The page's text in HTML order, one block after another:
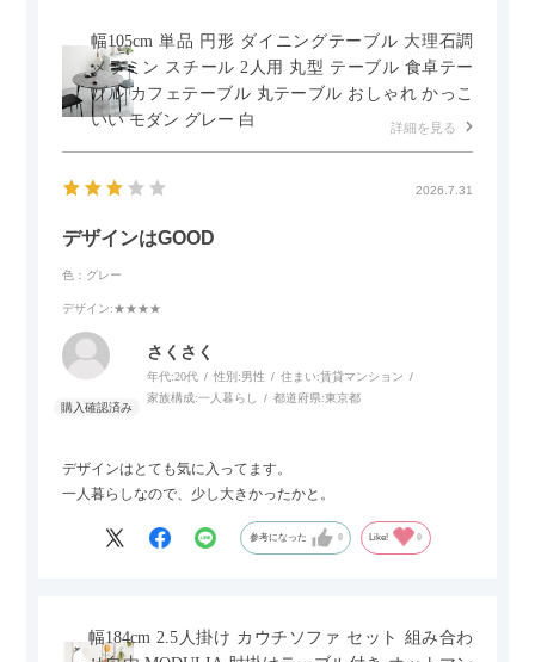
幅105cm 単品 円形 ダイニングテーブル 大理石調
メラミン スチール 2人用 丸型 テーブル 食卓テー
ブル カフェテーブル 丸テーブル おしゃれ かっこ
いい モダン グレー 白
詳細を見る
2026.7.31
デザインはGOOD
色：グレー
デザイン:★★★★
さくさく
年代:20代 性別:男性 住まい:賃貸マンション
家族構成:一人暮らし 都道府県:東京都
デザインはとても気に入ってます。
一人暮らしなので、少し大きかったかと。
参考になった 0 Like! 0
幅184cm 2.5人掛け カウチソファ セット 組み合わ